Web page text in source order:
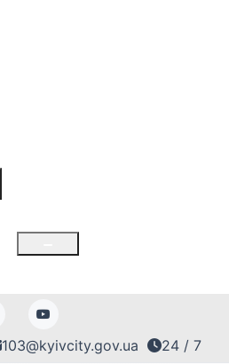
103@kyivcity.gov.ua 24 / 7